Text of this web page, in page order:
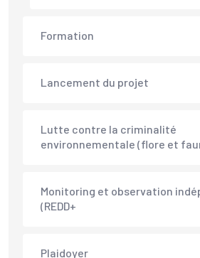
Formation
Lancement du projet
Lutte contre la criminalité
environnementale (flore et
Monitoring et observation
(REDD+
Plaidoyer